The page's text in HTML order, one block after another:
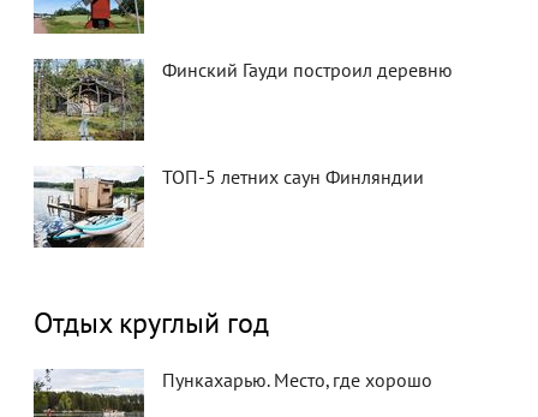
Финский Гауди построил деревню
ТОП-5 летних саун Финляндии
Отдых круглый год
Пункахарью. Место, где хорошо